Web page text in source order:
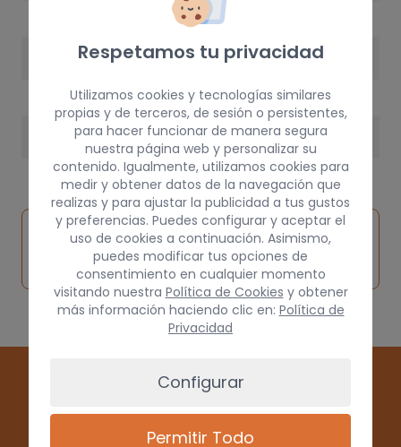
3 kg
Inspeccionar
vehículo de
origen
Solicitar
pieza
Consultar
por
Respetamos tu privacidad
Utilizamos cookies y tecnologías similares
propias y de terceros, de sesión o persistentes,
para hacer funcionar de manera segura
nuestra página web y personalizar su
contenido. Igualmente, utilizamos cookies para
medir y obtener datos de la navegación que
realizas y para ajustar la publicidad a tus gustos
y preferencias. Puedes configurar y aceptar el
uso de cookies a continuación. Asimismo,
puedes modificar tus opciones de
consentimiento en cualquier momento
visitando nuestra Política de Cookies y obtener
más información haciendo clic en: Política de
Privacidad
Configurar
Permitir Todo